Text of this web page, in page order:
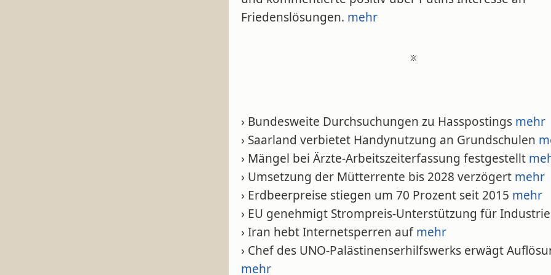
Friedenslösungen. mehr
※
› Bundesweite Durchsuchungen zu Hasspostings mehr
› Saarland verbietet Handynutzung an Grundschulen
› Mängel bei Ärzte-Arbeitszeiterfassung festgestellt
› Umsetzung der Mütterrente bis 2028 verzögert mehr
› Erdbeerpreise stiegen um 70 Prozent seit 2015 mehr
› EU genehmigt Strompreis-Unterstützung für Industrie
› Iran hebt Internetsperren aufmehr
› Chef des UNO-Palästinenserhilfswerks erwägt
mehr